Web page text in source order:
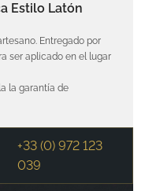
Estilo Latón
Entregado por
ser aplicado en el lugar
la garantía de
+33 (0) 972 123
039